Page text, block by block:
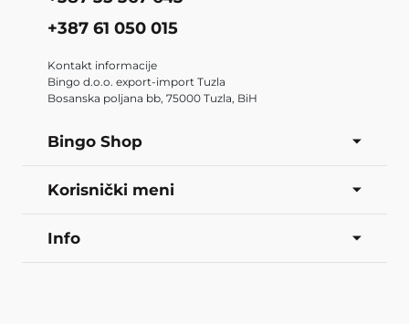
+387 61 050 015
Kontakt informacije
Bingo d.o.o. export-import Tuzla
Bosanska poljana bb, 75000 Tuzla, BiH
Bingo Shop
Korisnički meni
Info